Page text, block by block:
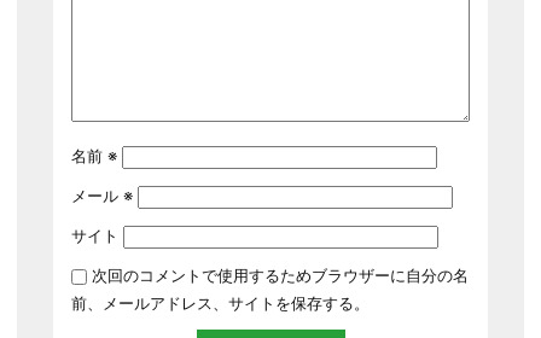
名前 ※
メール ※
サイト
次回のコメントで使用するためブラウザーに自分の名
前、メールアドレス、サイトを保存する。